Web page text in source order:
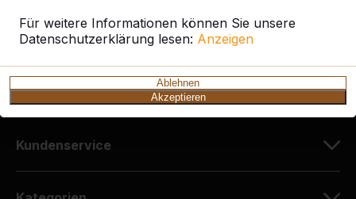
Für weitere Informationen können Sie unsere
Datenschutzerklärung lesen: Anzeigen
Ablehnen
Akzeptieren
+49 212 934 77 25
info@HeBlad.de
Kundenservice